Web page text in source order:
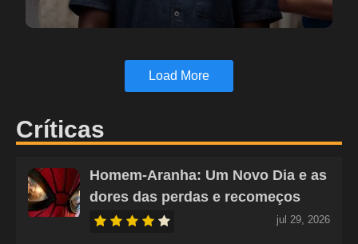
Load More
Críticas
Homem-Aranha: Um Novo Dia e as
dores das perdas e recomeços
jul 29, 2026